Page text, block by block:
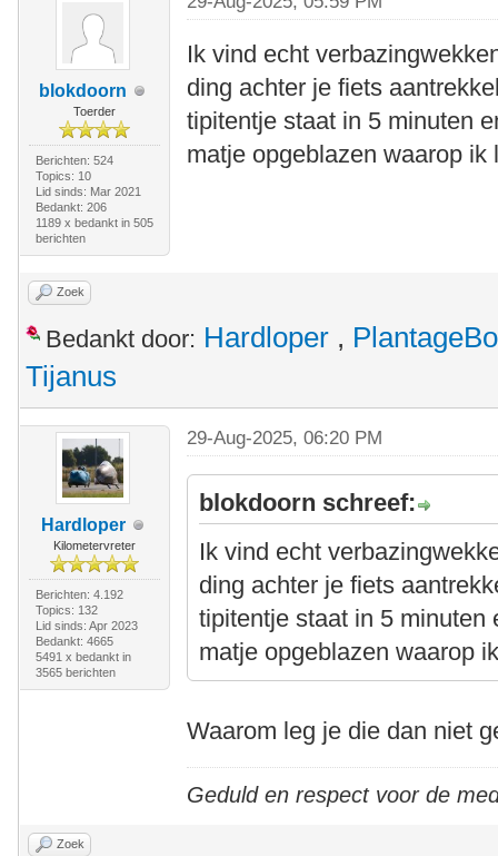
blokdoorn
Toerder
Berichten: 524
Topics: 10
Lid sinds: Mar 2021
Bedankt: 206
1189 x bedankt in 505
berichten
Ik vind echt
ding achter je fiets
tipitentje staat in 5 minuten
matje opgeblazen waarop
Zoek
Bedankt door: Hardloper ,
Tijanus
Hardloper
Kilometervreter
Berichten: 4.192
Topics: 132
Lid sinds: Apr 2023
Bedankt: 4665
5491 x bedankt in
3565 berichten
29-Aug-2025, 06:20 PM
blokdoorn schreef:
Ik vind echt
ding achter je fiets
tipitentje staat in 5 minuten
matje opgeblazen waarop
Waarom leg je die dan niet
Geduld en respect voor de
Zoek